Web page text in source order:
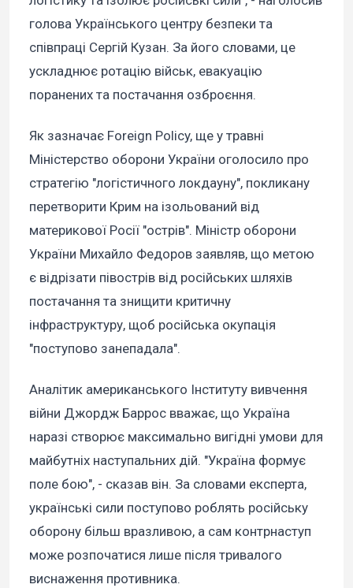
голова Українського центру безпеки та
співпраці Сергій Кузан. За його словами, це
ускладнює ротацію військ, евакуацію
поранених та постачання озброєння.
Як зазначає Foreign Policy, ще у травні
Міністерство оборони України оголосило про
стратегію "логістичного локдауну", покликану
перетворити Крим на ізольований від
материкової Росії "острів". Міністр оборони
України Михайло Федоров заявляв, що метою
є відрізати півострів від російських шляхів
постачання та знищити критичну
інфраструктуру, щоб російська окупація
"поступово занепадала".
Аналітик американського Інституту вивчення
війни Джордж Баррос вважає, що Україна
наразі створює максимально вигідні умови для
майбутніх наступальних дій. "Україна формує
поле бою", - сказав він. За словами експерта,
українські сили поступово роблять російську
оборону більш вразливою, а сам контрнаступ
може розпочатися лише після тривалого
виснаження противника.